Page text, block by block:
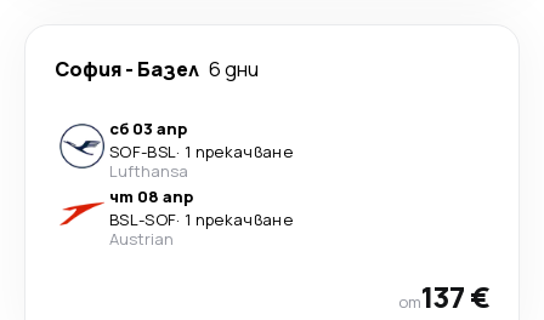
София- Базел 6 дни
сб 03 апр
SOF-BSL· 1 прекачване
Lufthansa
чт 08 апр
BSL-SOF· 1 прекачване
Austrian
от137 €